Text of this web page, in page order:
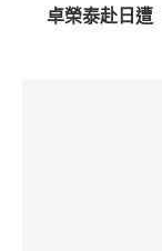
卓榮泰赴日